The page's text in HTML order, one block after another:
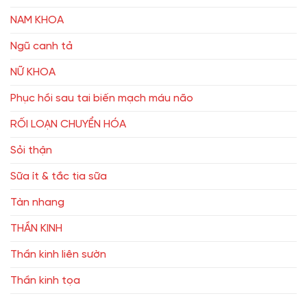
NAM KHOA
Ngũ canh tả
NỮ KHOA
Phục hồi sau tai biến mạch máu não
RỐI LOẠN CHUYỂN HÓA
Sỏi thận
Sữa ít & tắc tia sữa
Tàn nhang
THẦN KINH
Thần kinh liên sườn
Thần kinh tọa